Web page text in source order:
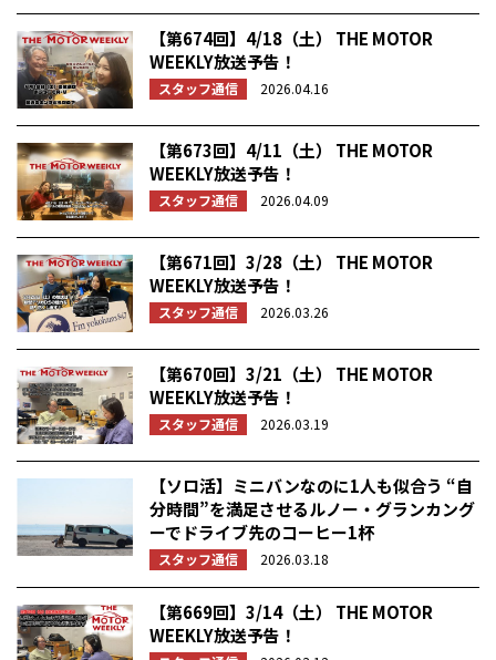
【第674回】4/18（土） THE MOTOR
WEEKLY放送予告！
スタッフ通信 2026.04.16
【第673回】4/11（土） THE MOTOR
WEEKLY放送予告！
スタッフ通信 2026.04.09
【第671回】3/28（土） THE MOTOR
WEEKLY放送予告！
スタッフ通信 2026.03.26
【第670回】3/21（土） THE MOTOR
WEEKLY放送予告！
スタッフ通信 2026.03.19
【ソロ活】ミニバンなのに1人も似合う “自
分時間”を満足させるルノー・グランカング
ーでドライブ先のコーヒー1杯
スタッフ通信 2026.03.18
【第669回】3/14（土） THE MOTOR
WEEKLY放送予告！